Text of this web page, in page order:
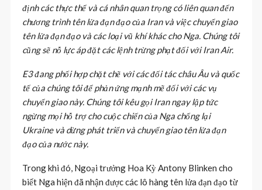
định các thực thể và cá nhân quan trọng có liên quan đến
chương trình tên lửa đạn đạo của Iran và việc chuyển giao
tên lửa đạn đạo và các loại vũ khí khác cho Nga. Chúng tôi
cũng sẽ nỗ lực áp đặt các lệnh trừng phạt đối với Iran Air.
E3 đang phối hợp chặt chẽ với các đối tác châu Âu và quốc
tế của chúng tôi để phản ứng mạnh mẽ đối với các vụ
chuyển giao này. Chúng tôi kêu gọi Iran ngay lập tức
ngừng mọi hỗ trợ cho cuộc chiến của Nga chống lại
Ukraine và dừng phát triển và chuyển giao tên lửa đạn
đạo của nước này.
Trong khi đó, Ngoại trưởng Hoa Kỳ Antony Blinken cho
biết Nga hiện đã nhận được các lô hàng tên lửa đạn đạo từ